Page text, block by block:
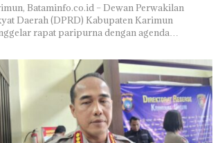
Bataminfo.co.id – Dewan Perwakilan
Daerah (DPRD) Kabupaten Karimun
rapat paripurna dengan agenda…